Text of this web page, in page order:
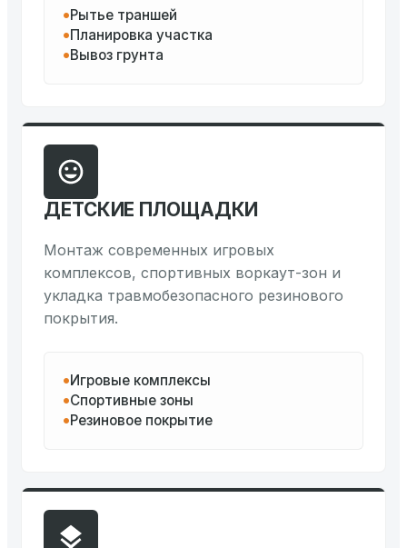
Рытье траншей
Планировка участка
Вывоз грунта
ДЕТСКИЕ ПЛОЩАДКИ
Монтаж современных игровых
комплексов, спортивных воркаут-зон и
укладка травмобезопасного резинового
покрытия.
Игровые комплексы
Спортивные зоны
Резиновое покрытие